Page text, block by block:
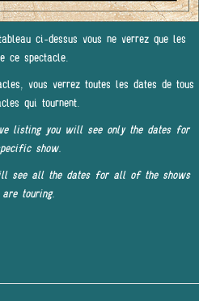
ci-dessus vous ne verrez que les
ce spectacle.
vous verrez toutes les dates de tous
qui tournent.
listing you will see only the dates for
show.
see all the dates for all of the shows
touring.